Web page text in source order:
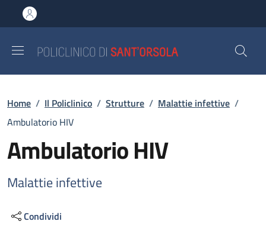
al contenuto principale
to footer content
Briciole di pane
Home / Il Policlinico / Strutture / Malattie infettive /
Ambulatorio HIV
Ambulatorio HIV
Malattie infettive
Condividi